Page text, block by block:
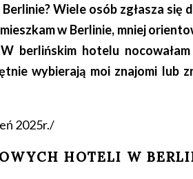
Wiele osób zgłasza się
w Berlinie, mniej
berlińskim hotelu
wybierają moi znajomi lub
2025r./
HOTELI W